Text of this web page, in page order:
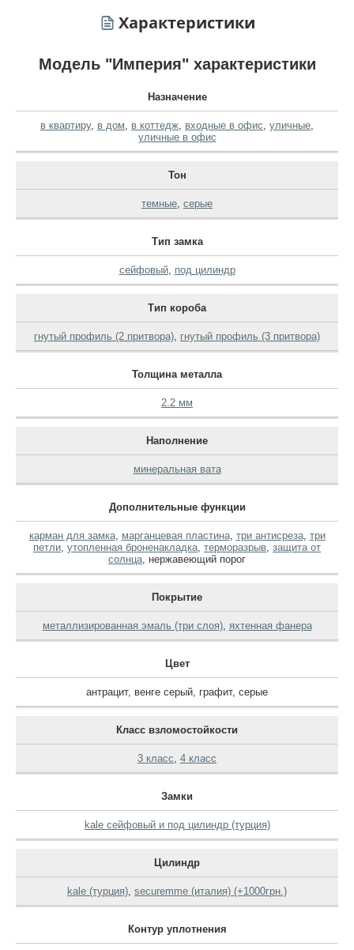
Характеристики
Модель "Империя" характеристики
Назначение
в квартиру, в дом в коттедж входные в офис уличные
уличные в офис
Тон
темные серые
Тип замка
сейфовый, под цилиндр
Тип короба
гнутый профиль (2 притвора) гнутый профиль (3 притвора)
Толщина металла
2.2 мм
Наполнение
минеральная вата
Дополнительные функции
карман для замка, марганцевая пластина, три антисреза, три
петли утопленная броненакладка терморазрыв защита от
солнца нержавеющий порог
Покрытие
металлизированная эмаль (три слоя), яхтенная фанера
Цвет
антрацит, венге серый графит, серые
Класс взломостойкости
3 класс 4 класс
Замки
kale сейфовый и под цилиндр (турция)
Цилиндр
kale (турция) securemme (италия) (+1000грн.)
Контур уплотнения